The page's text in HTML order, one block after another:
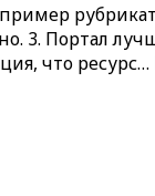
3. Портал
что ресурс…